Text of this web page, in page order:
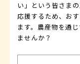
い」という皆さま
応援するため、お
ます。農産物を通
ませんか？